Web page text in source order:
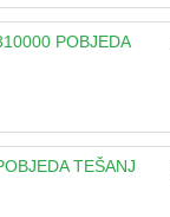
POBJEDA
TEŠANJ